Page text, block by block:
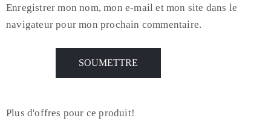
Enregistrer mon nom, mon e-mail et mon site dans le
navigateur pour mon prochain commentaire.
Plus d'offres pour ce produit!